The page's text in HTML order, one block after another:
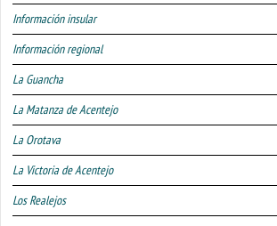
Información insular
Información regional
La Guancha
La Matanza de Acentejo
La Orotava
La Victoria de Acentejo
Los Realejos